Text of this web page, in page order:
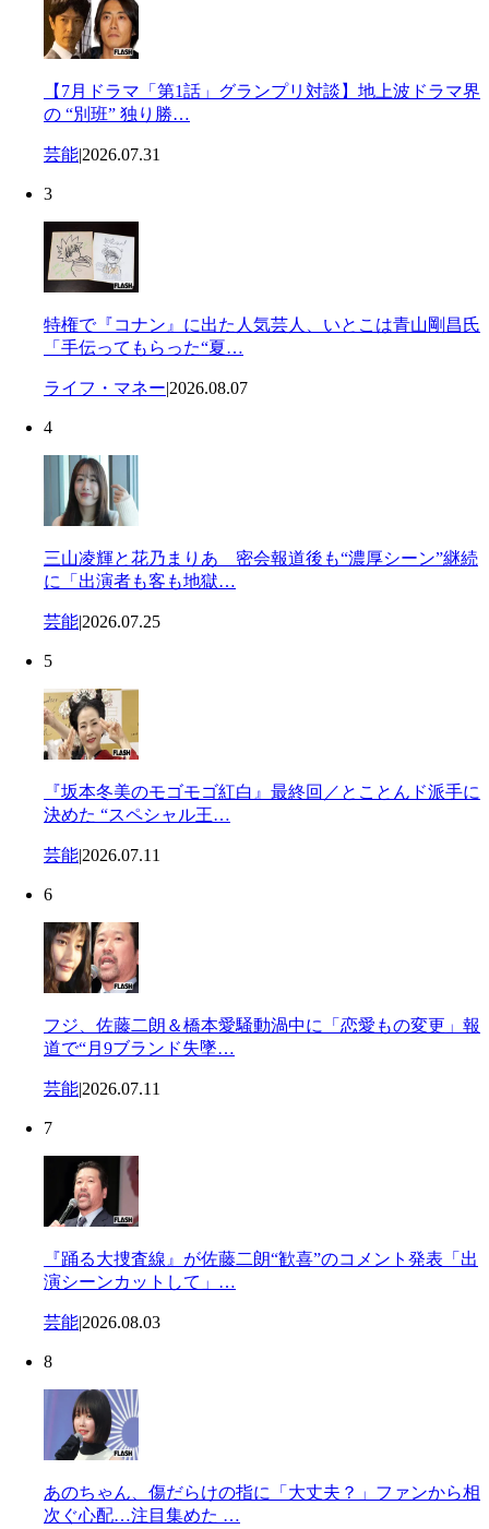
【7月ドラマ「第1話」グランプリ対談】地上波ドラマ界
の “別班” 独り勝…
芸能|2026.07.31
3
特権で『コナン』に出た人気芸人、いとこは青山剛昌氏
「手伝ってもらった“夏…
ライフ・マネー|2026.08.07
4
三山凌輝と花乃まりあ 密会報道後も“濃厚シーン”継続
に「出演者も客も地獄…
芸能|2026.07.25
5
『坂本冬美のモゴモゴ紅白』最終回／とことんド派手に
決めた “スペシャル王…
芸能|2026.07.11
6
フジ、佐藤二朗＆橋本愛騒動渦中に「恋愛もの変更」報
道で“月9ブランド失墜…
芸能|2026.07.11
7
『踊る大捜査線』が佐藤二朗“歓喜”のコメント発表「出
演シーンカットして」…
芸能|2026.08.03
8
あのちゃん、傷だらけの指に「大丈夫？」ファンから相
次ぐ心配…注目集めた …